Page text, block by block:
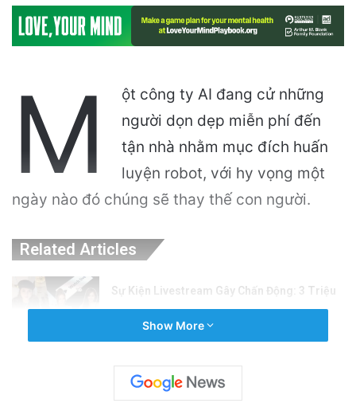
M
ột công ty AI đang cử những
người dọn dẹp miễn phí đến
tận nhà nhằm mục đích huấn
luyện robot, với hy vọng một
ngày nào đó chúng sẽ thay thế con người.
Related Articles
Sự Kiện Livestream Gây Chấn Động: 3 Triệu
Việt Nam!
12 hours ago
Sự Nóng Bỏng Của Chính Quyền Trong Việc
Show More